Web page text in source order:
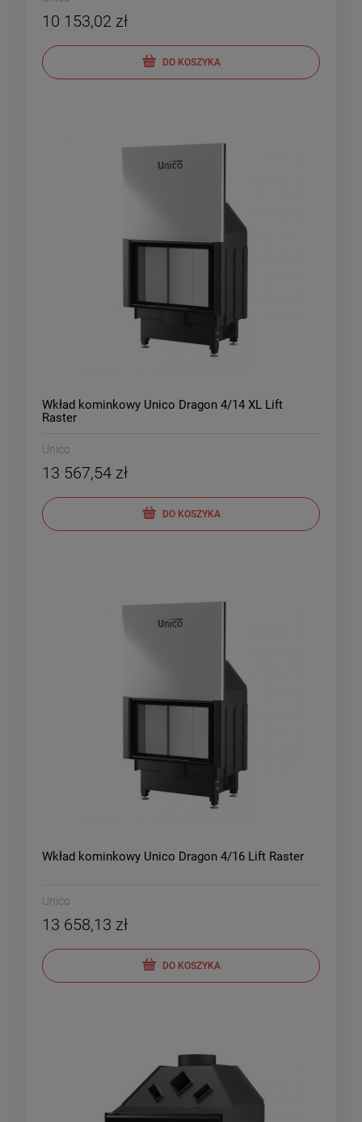
10 153,02 zł
DO KOSZYKA
Wkład kominkowy Unico Dragon 4/14 XL Lift
Raster
Unico
13 567,54 zł
DO KOSZYKA
Wkład kominkowy Unico Dragon 4/16 Lift Raster
Unico
13 658,13 zł
DO KOSZYKA